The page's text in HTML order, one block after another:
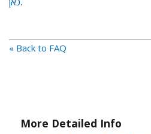
BeHear ACCESS User Manual